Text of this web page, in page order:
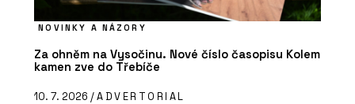
NOVINKY A NÁZORY
Za ohněm na Vysočinu. Nové číslo časopisu Kolem
kamen zve do Třebíče
10. 7. 2026 /ADVERTORIAL